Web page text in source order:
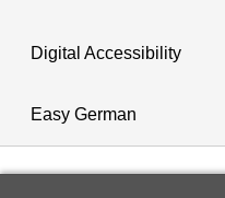
Digital Accessibility
Easy German